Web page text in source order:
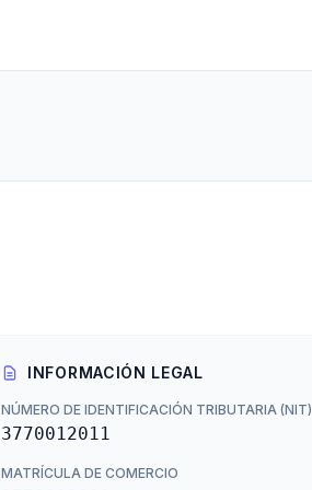
INFORMACIÓN LEGAL
NÚMERO DE IDENTIFICACIÓN TRIBUTARIA (NIT)
3770012011
MATRÍCULA DE COMERCIO